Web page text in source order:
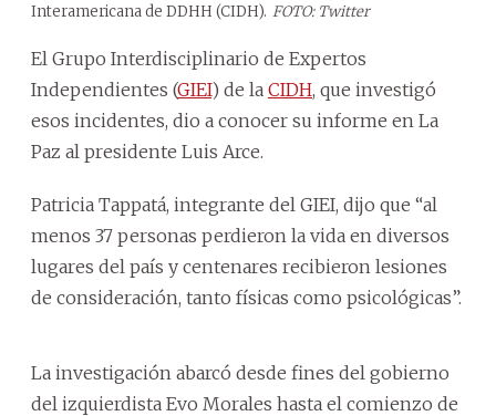
Interamericana de DDHH (CIDH). FOTO: Twitter
El Grupo Interdisciplinario de Expertos
Independientes (GIEI) de la CIDH, que investigó
esos incidentes, dio a conocer su informe en La
Paz al presidente Luis Arce.
Patricia Tappatá, integrante del GIEI, dijo que “al
menos 37 personas perdieron la vida en diversos
lugares del país y centenares recibieron lesiones
de consideración, tanto físicas como psicológicas”.
La investigación abarcó desde fines del gobierno
del izquierdista Evo Morales hasta el comienzo de